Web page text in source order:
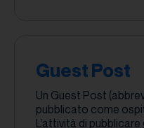
Guest Post
Un Guest Post
pubblicato come
L’attività di